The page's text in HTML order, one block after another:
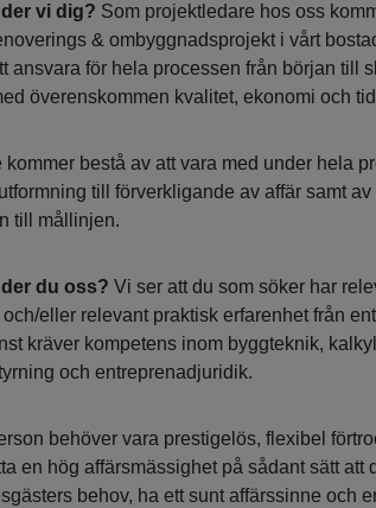
vi dig? Som projektledare hos oss
& ombyggnadsprojekt i vårt
ansvara för hela processen från början till
överenskommen kvalitet, ekonomi och
kommer bestå av att vara med under hela
till förverkligande av affär samt
till mållinjen.
du oss? Vi ser att du som söker har
eller relevant praktisk erfarenhet från
kräver kompetens inom byggteknik,
och entreprenadjuridik.
behöver vara prestigelös, flexibel
en hög affärsmässighet på sådant sätt att
behov, ha ett sunt affärssinne och